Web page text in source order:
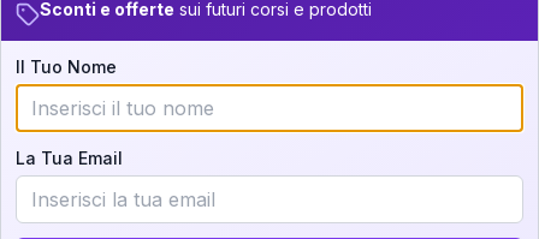
Cosa scoprirete nella vostra
interpretazione:
💕 Come rafforzare la vostra unione
Sconti e offerte sui futuri corsi e prodotti
Il Tuo Nome
La Tua Email